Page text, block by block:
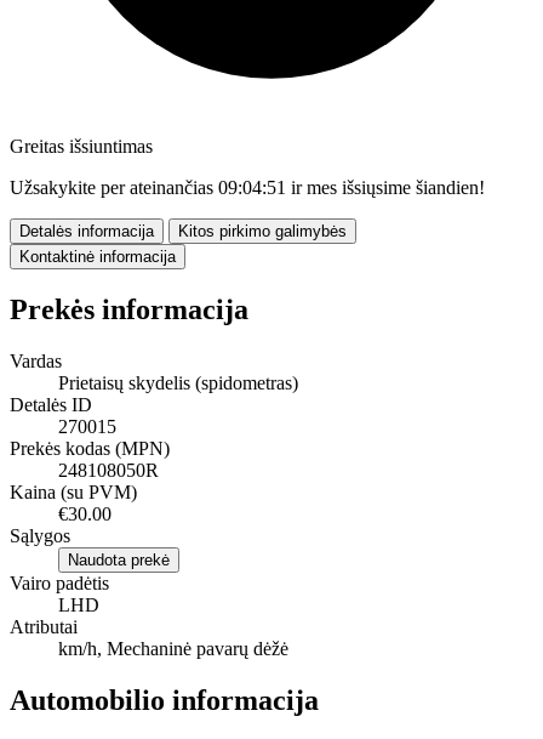
Greitas išsiuntimas
Užsakykite per ateinančias 09:04:49 ir mes išsiųsime šiandien!
Detalės informacija
Kitos pirkimo galimybės
Kontaktinė informacija
Prekės informacija
Vardas
Prietaisų skydelis (spidometras)
Detalės ID
270015
Prekės kodas (MPN)
248108050R
Kaina (su PVM)
€30.00
Sąlygos
Naudota prekė
Vairo padėtis
LHD
Atributai
km/h, Mechaninė pavarų dėžė
Automobilio informacija